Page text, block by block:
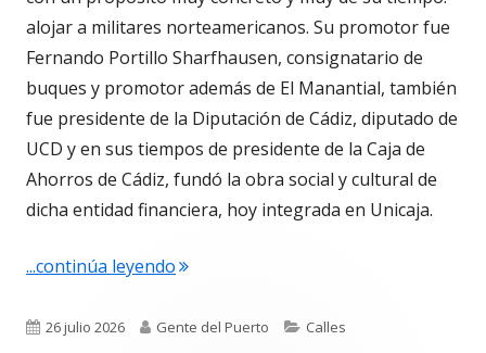
alojar a militares norteamericanos. Su promotor fue
Fernando Portillo Sharfhausen, consignatario de
buques y promotor además de El Manantial, también
fue presidente de la Diputación de Cádiz, diputado de
UCD y en sus tiempos de presidente de la Caja de
Ahorros de Cádiz, fundó la obra social y cultural de
dicha entidad financiera, hoy integrada en Unicaja.
...continúa leyendo"Urbaluz, cuando El Puerto se vistió
Publicado
26 julio 2026 Autor
Gente del Puerto Categorías
Calles